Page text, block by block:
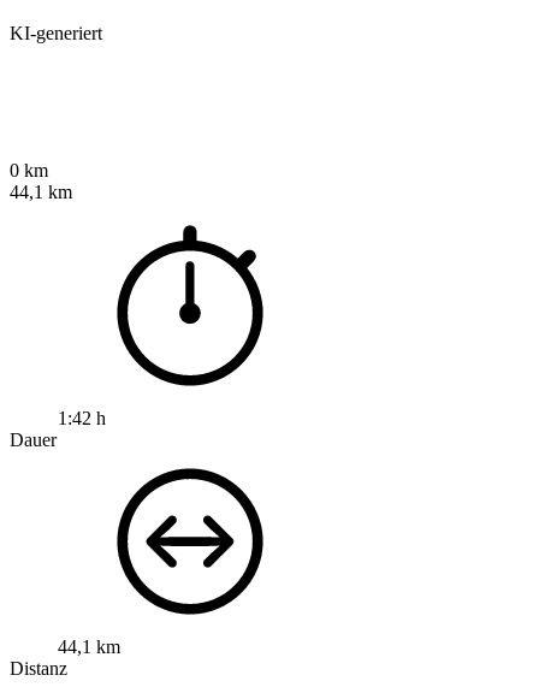
KI-generiert
0 km
44,1 km
1:42 h
Dauer
44,1 km
Distanz